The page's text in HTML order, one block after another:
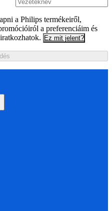
a Philips termékeiről,
a preferenciáim és
Ez mit jelent?